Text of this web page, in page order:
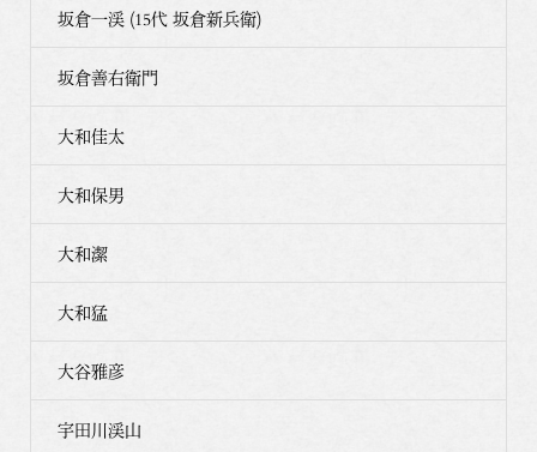
坂倉一渓 (15代 坂倉新兵衛)
坂倉善右衛門
大和佳太
大和保男
大和潔
大和猛
大谷雅彦
宇田川渓山